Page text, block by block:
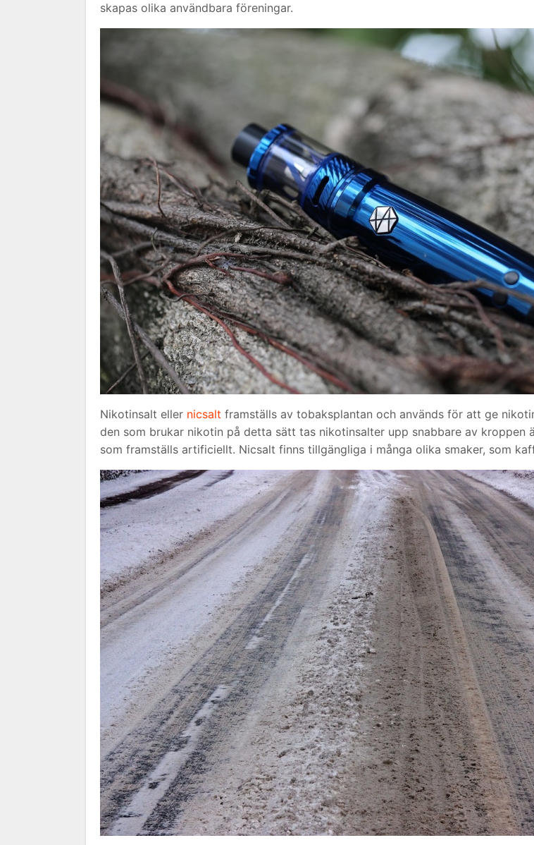
skapas olika användbara föreningar.
Nikotinsalt eller nicsalt framställs av tobaksplantan och används för att ge
den som brukar nikotin på detta sätt tas nikotinsalter upp snabbare av kroppen
som framställs artificiellt. Nicsalt finns tillgängliga i många olika smaker, som